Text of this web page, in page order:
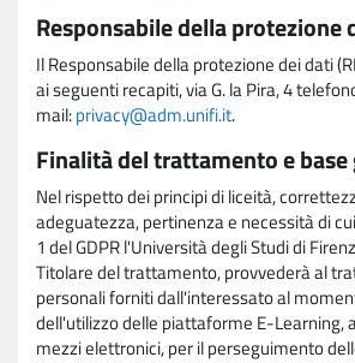
Responsabile della protezione
Il Responsabile della protezione dei dati
ai seguenti recapiti, via G. la Pira, 4
mail:privacy@adm.unifi.it.
Finalità del trattamento e
Nel rispetto dei principi di liceità,
adeguatezza, pertinenza e necessità di
1 del GDPR l'Università degli Studi di
Titolare del trattamento, provvederà al
personali forniti dall'interessato al
dell'utilizzo delle piattaforme E-Learning,
mezzi elettronici, per il perseguimento